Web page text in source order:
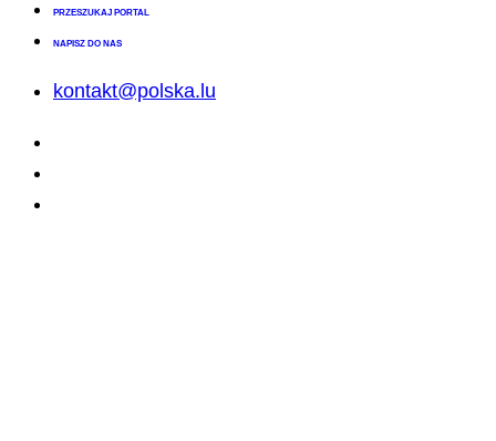
PRZESZUKAJ PORTAL
NAPISZ DO NAS
kontakt@polska.lu